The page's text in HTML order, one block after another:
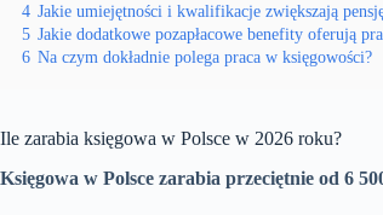
4 Jakie umiejętności i kwalifikacje zwiększają
5 Jakie dodatkowe pozapłacowe benefity oferują
6 Na czym dokładnie polega praca w księgowości?
Ile zarabia księgowa w Polsce w 2026 roku?
Księgowa w Polsce zarabia przeciętnie od 6